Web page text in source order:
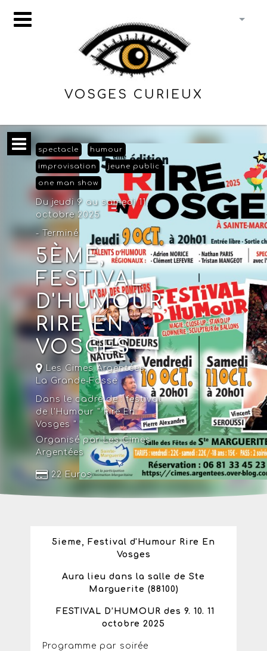
VOSGES CURIEUX
spectacle humour
improvisation jeune public
one man show
Du jeudi 9 au samedi 11
octobre 2025
- Terminé
5ÈME,
FESTIVAL
D'HUMOUR
RIRE EN
VOSGES
Les Cimes Argentées,
La Grande-Fosse
Dans le cadre de :festival
de l'Humour " Rire En
Vosges "
Organisé par Les Cimes
Argentées
22 Euros
5ieme, Festival d'Humour Rire En
Vosges
Aura lieu dans la salle de Ste
Marguerite (88100)
FESTIVAL D’HUMOUR des 9. 10. 11
octobre 2025
Programme par soirée